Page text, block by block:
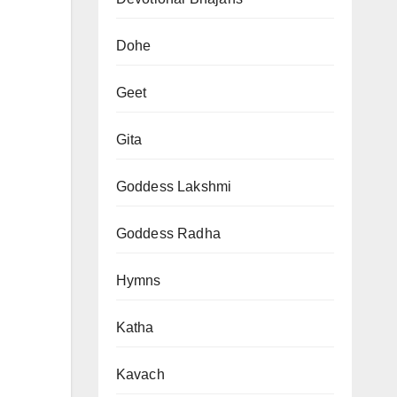
Dohe
Geet
Gita
Goddess Lakshmi
Goddess Radha
Hymns
Katha
Kavach